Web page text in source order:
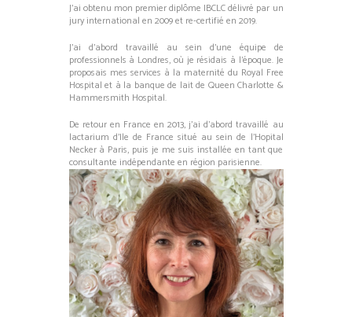
J’ai obtenu mon premier diplôme IBCLC délivré par un
jury international en 2009 et re-certifié en 2019.
J’ai d’abord travaillé au sein d’une équipe de
professionnels à Londres, où je résidais à l’époque. Je
proposais mes services à la maternité du Royal Free
Hospital et à la banque de lait de Queen Charlotte &
Hammersmith Hospital.
De retour en France en 2013, j’ai d’abord travaillé au
lactarium d’Ile de France situé au sein de l’Hopital
Necker à Paris, puis je me suis installée en tant que
consultante indépendante en région parisienne.